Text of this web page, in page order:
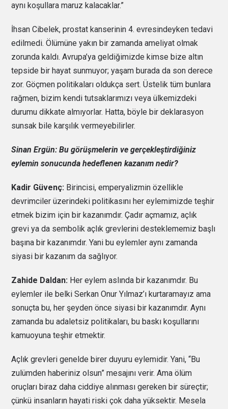
aynı koşullara maruz kalacaklar.”
İhsan Cibelek, prostat kanserinin 4. evresindeyken tedavi
edilmedi. Ölümüne yakın bir zamanda ameliyat olmak
zorunda kaldı. Avrupa’ya geldiğimizde kimse bize altın
tepside bir hayat sunmuyor; yaşam burada da son derece
zor. Göçmen politikaları oldukça sert. Üstelik tüm bunlara
rağmen, bizim kendi tutsaklarımızı veya ülkemizdeki
durumu dikkate almıyorlar. Hatta, böyle bir deklarasyon
sunsak bile karşılık vermeyebilirler.
Sinan Ergün: Bu görüşmelerin ve gerçekleştirdiğiniz
eylemin sonucunda hedeflenen kazanım nedir?
Kadir Güvenç: Birincisi, emperyalizmin özellikle
devrimciler üzerindeki politikasını her eylemimizde teşhir
etmek bizim için bir kazanımdır. Çadır açmamız, açlık
grevi ya da sembolik açlık grevlerini desteklememiz başlı
başına bir kazanımdır. Yani bu eylemler aynı zamanda
siyasi bir kazanım da sağlıyor.
Zahide Daldan: Her eylem aslında bir kazanımdır. Bu
eylemler ile belki Serkan Onur Yılmaz’ı kurtaramayız ama
sonuçta bu, her şeyden önce siyasi bir kazanımdır. Aynı
zamanda bu adaletsiz politikaları, bu baskı koşullarını
kamuoyuna teşhir etmektir.
Açlık grevleri genelde birer duyuru eylemidir. Yani, “Bu
zulümden haberiniz olsun” mesajını verir. Ama ölüm
oruçları biraz daha ciddiye alınması gereken bir süreçtir;
çünkü insanların hayati riski çok daha yüksektir. Mesela